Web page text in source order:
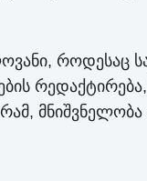
როდესაც
რედაქტირება,